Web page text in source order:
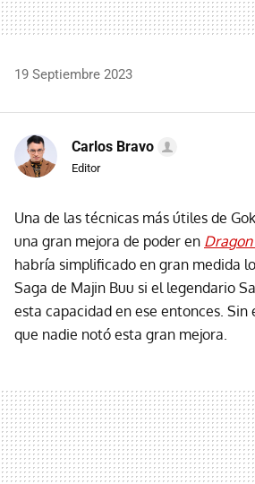
19 Septiembre 2023
Carlos Bravo
Editor
Una de las técnicas más útiles de
una gran mejora de poder en
habría simplificado en gran medida
Saga de Majin Buu si el legendario
esta capacidad en ese entonces. Sin
que nadie notó esta gran mejora.